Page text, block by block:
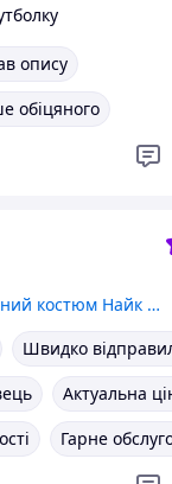
опису
обіцяного
Чоловічий спортивний костюм Найк Nike. Спортивний костюм Nike Найк. Чоловічий спортивний костюм Nike XL
Швидко
Актуальна
Гарне